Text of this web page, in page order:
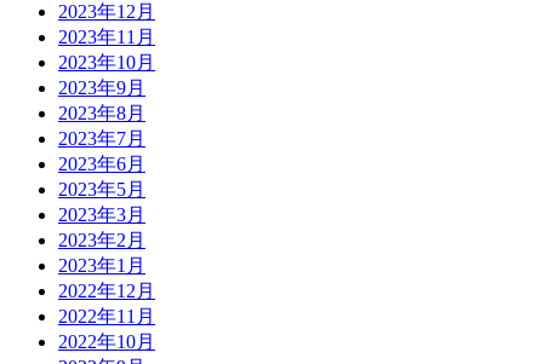
2023年12月
2023年11月
2023年10月
2023年9月
2023年8月
2023年7月
2023年6月
2023年5月
2023年3月
2023年2月
2023年1月
2022年12月
2022年11月
2022年10月